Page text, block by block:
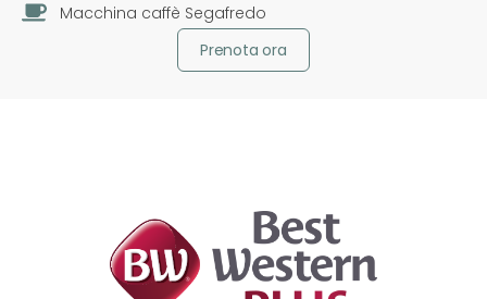
Macchina caffè Segafredo
Prenota ora